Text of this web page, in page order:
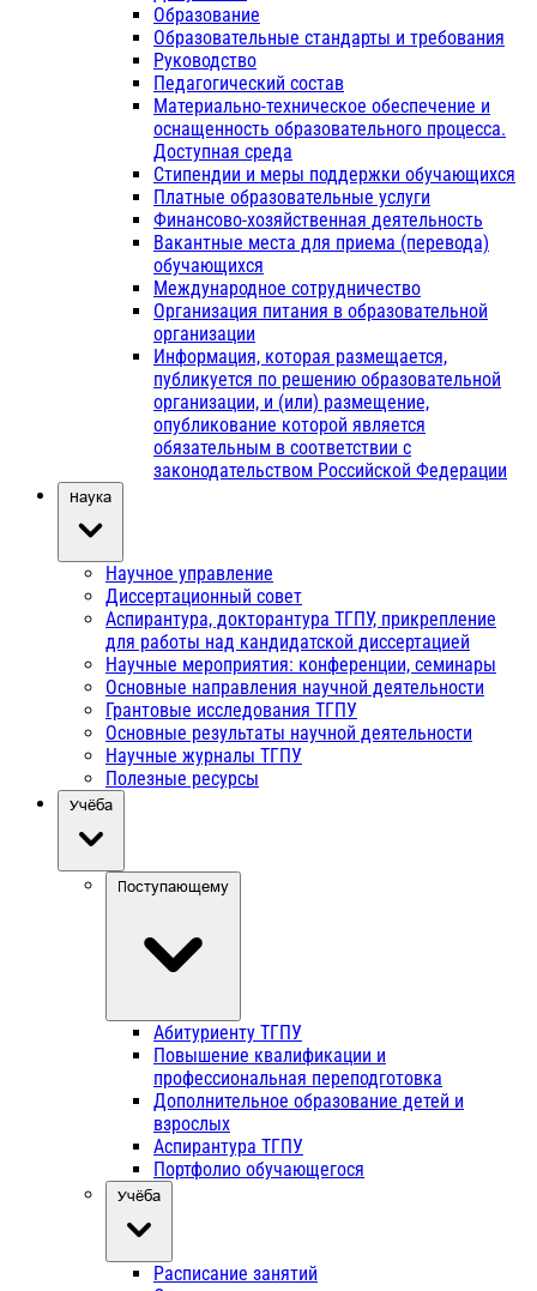
Образование
Образовательные стандарты и требования
Руководство
Педагогический состав
Материально-техническое обеспечение и
оснащенность образовательного процесса.
Доступная среда
Стипендии и меры поддержки обучающихся
Платные образовательные услуги
Финансово-хозяйственная деятельность
Вакантные места для приема (перевода)
обучающихся
Международное сотрудничество
Организация питания в образовательной
организации
Информация, которая размещается,
публикуется по решению образовательной
организации, и (или) размещение,
опубликование которой является
обязательным в соответствии с
законодательством Российской Федерации
Наука
Научное управление
Диссертационный совет
Аспирантура, докторантура ТГПУ, прикрепление
для работы над кандидатской диссертацией
Научные мероприятия: конференции, семинары
Основные направления научной деятельности
Грантовые исследования ТГПУ
Основные результаты научной деятельности
Научные журналы ТГПУ
Полезные ресурсы
Учёба
Поступающему
Абитуриенту ТГПУ
Повышение квалификации и
профессиональная переподготовка
Дополнительное образование детей и
взрослых
Аспирантура ТГПУ
Портфолио обучающегося
Учёба
Расписание занятий